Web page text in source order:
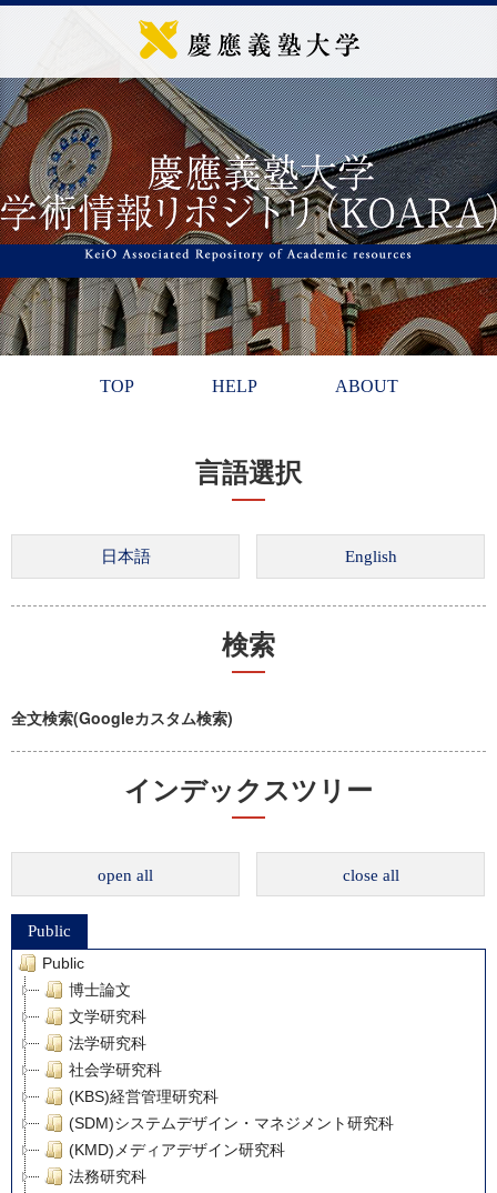
TOP HELP ABOUT
言語選択
検索
全文検索(Googleカスタム検索)
インデックスツリー
open all close all
Public
Public
博士論文
文学研究科
法学研究科
社会学研究科
(KBS)経営管理研究科
(SDM)システムデザイン・マネジメント研究科
(KMD)メディアデザイン研究科
法務研究科